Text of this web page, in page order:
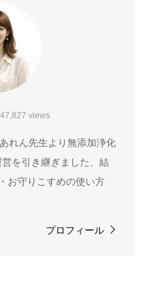
47,827 views
れん先生より無添加浄化
を引き継ぎました、結
お守りこすめの使い方
プロフィール